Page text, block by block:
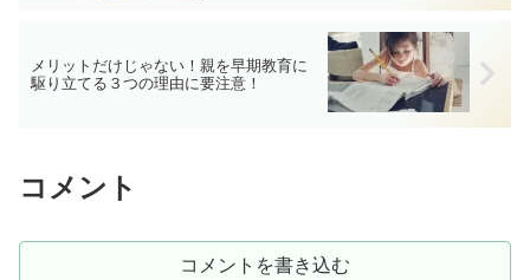
メリットだけじゃない！親を早期教育に
駆り立てる３つの理由に要注意！
コメント
コメントを書き込む